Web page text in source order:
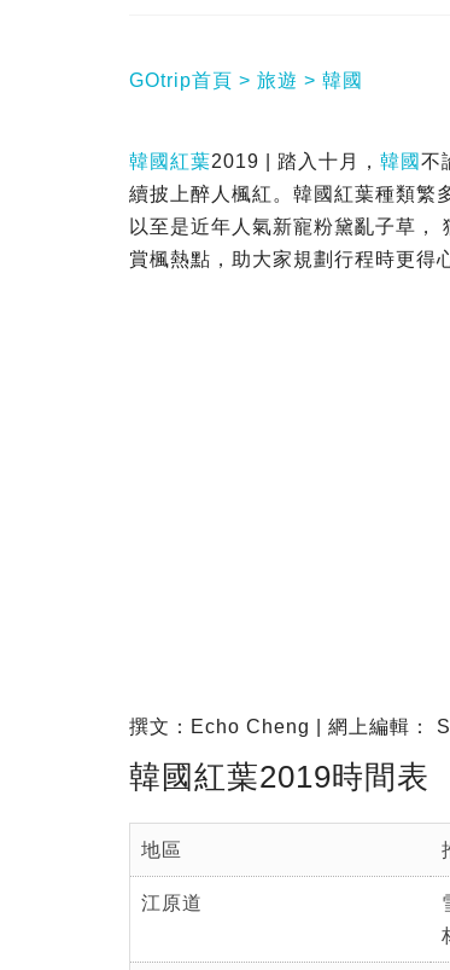
GOtrip首頁 旅遊 韓國
韓國紅葉2019 | 踏入十月， 韓國不
續披上醉人楓紅。韓國紅葉種類繁
以至是近年人氣新寵粉黛亂子草，
賞楓熱點，助大家規劃行程時更得
撰文：Echo Cheng | 網上編輯：
韓國紅葉2019時間表
地區
江原道